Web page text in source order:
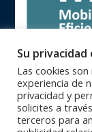
Su
Las cookies
experiencia de
privacidad y
solicites a
terceros para